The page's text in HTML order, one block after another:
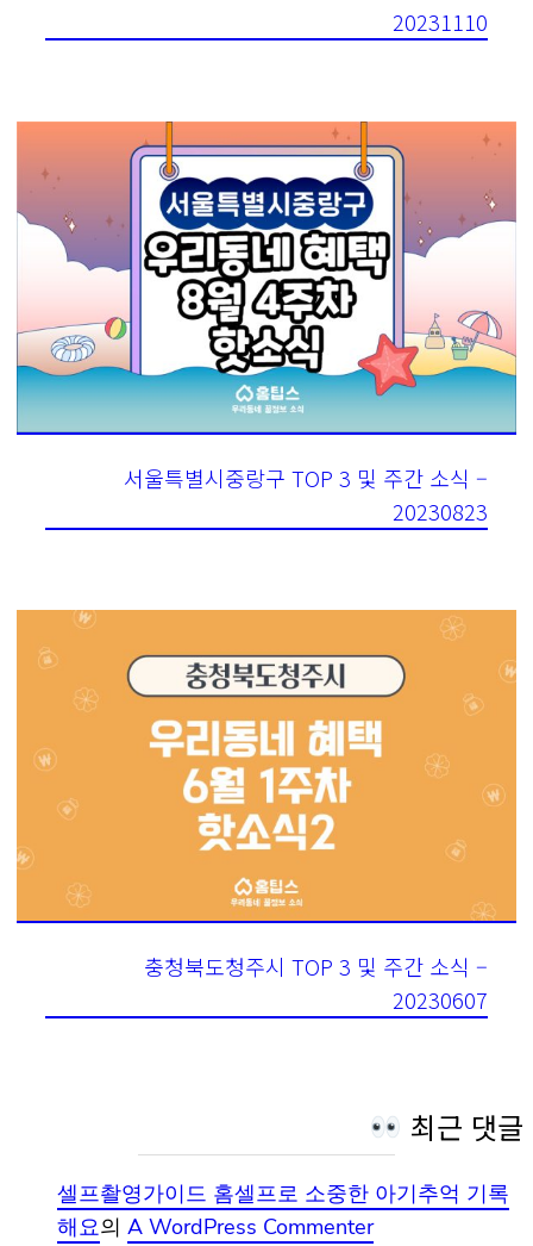
20231110
서울특별시중랑구 TOP 3 및 주간 소식 –
20230823
충청북도청주시 TOP 3 및 주간 소식 –
20230607
최근 댓글
셀프촬영가이드 홈셀프로 소중한 아기추억 기록
해요의 A WordPress Commenter